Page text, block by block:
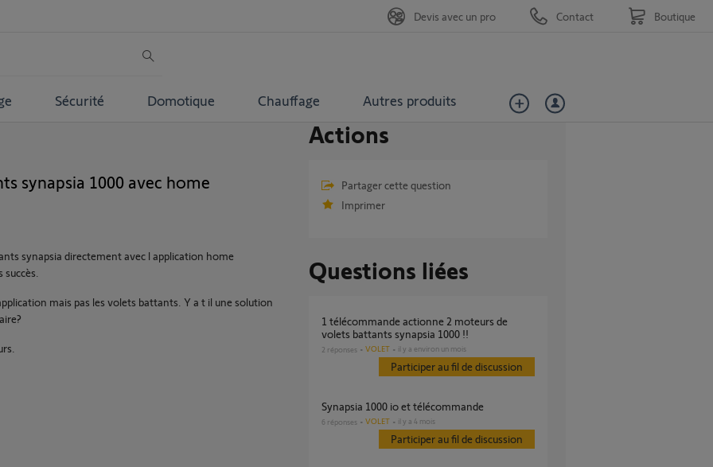
Sécurité Domotique Chauffage Autres produits
Devis avec un pro Contact Boutique
synapsia 1000 avec home
synapsia directement avec l application home
mais pas les volets battants. Y a t il une solution
Actions
Partager cette question
Imprimer
Questions liées
1 télécommande actionne 2 moteurs de
volets battants synapsia 1000 !!
2 réponses VOLET il y a environ un mois
Participer au fil de discussion
Synapsia 1000 io et télécommande
6 réponses VOLET il y a 4 mois
Participer au fil de discussion